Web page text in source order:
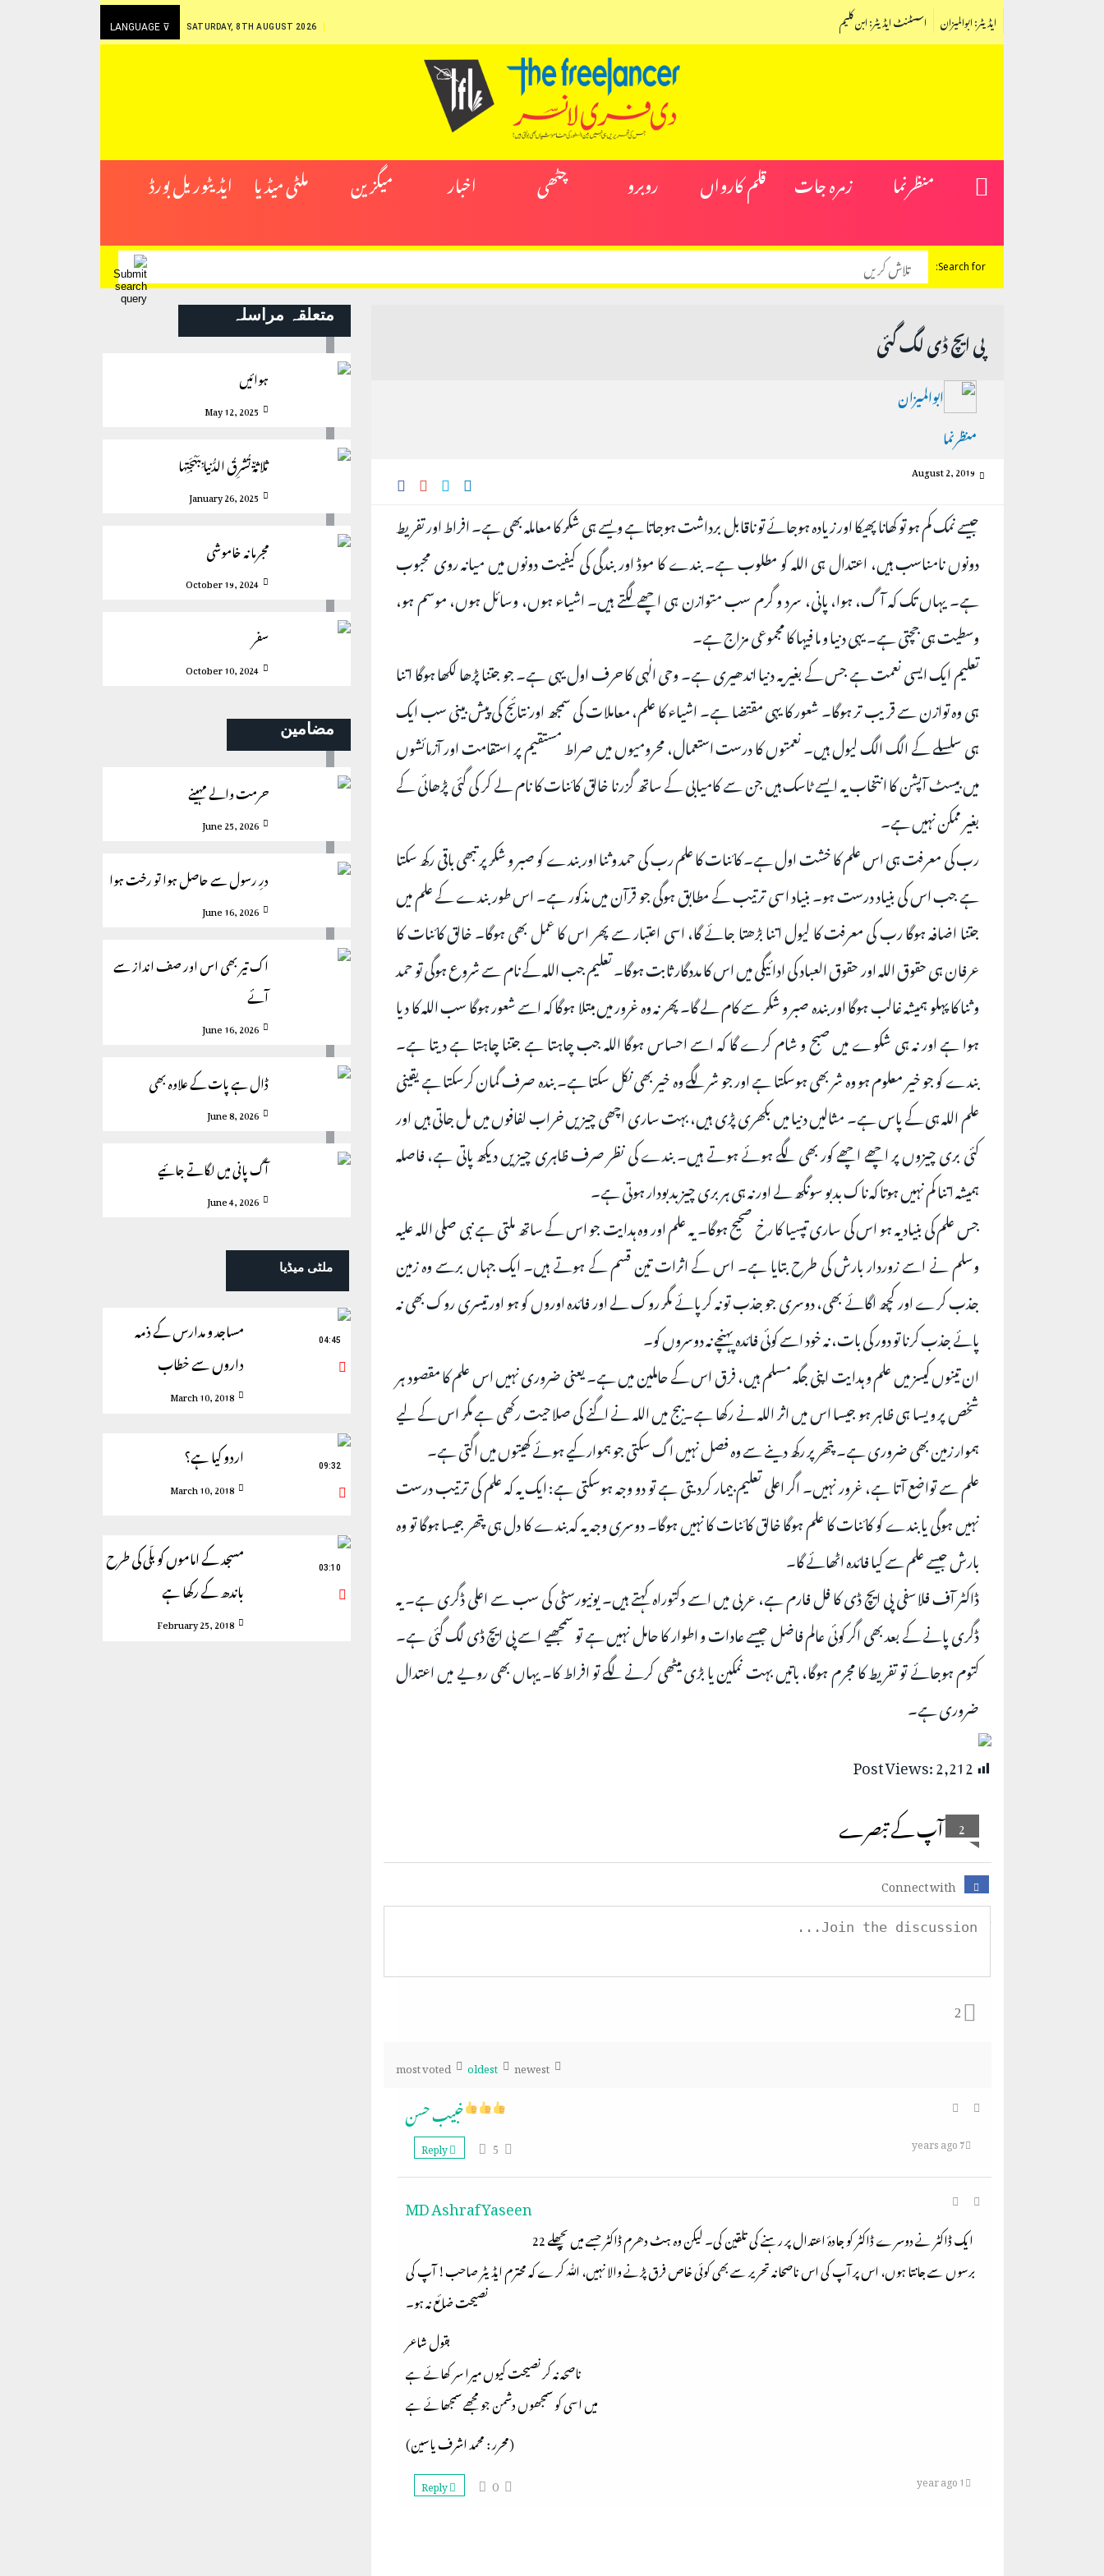
LANGUAGE ⊽ SATURDAY, 8TH AUGUST 2026 اسسٹنٹ ایڈیٹر: ابن کلیم ایڈیٹر: ابوالمیزان
منظرنما زمرہ جات قلم کارواں روبرو چٹھی اخبار میگزین ملٹی میڈیا ایڈیٹوریل بورڈ
Search for:
پی ایچ ڈی لگ گئی
ابوالمیزان
منظرنما
August 2, 2019
جیسے نمک کم ہو تو کھانا پھیکا اور زیادہ ہوجائے تو ناقابل برداشت ہوجاتا ہے ویسے ہی شکر کا معاملہ بھی ہے۔ افراط اور تفریط
دونوں نامناسب ہیں، اعتدال ہی اللہ کو مطلوب ہے۔ بندے کا‌ موڈ اور بندگی کی کیفیت دونوں میں میانہ روی محبوب
ہے۔ یہاں تک کہ آگ، ہوا، پانی، سرد و گرم سب متوازن ہی اچھے لگتے ہیں۔ اشیاء ہوں، وسائل ہوں، موسم ہو،
وسطیت ہی جچتی ہے۔ یہی دنیا و ما فیہا کا مجموعی مزاج ہے۔
تعلیم ایک ایسی نعمت ہے جس کے بغیر یہ دنیا اندھیری ہے۔ وحی الٰہی کا حرف اول یہی ہے۔ جو جتنا پڑھا لکھا ہوگا اتنا
ہی وہ توازن سے قریب تر ہوگا۔ شعور کا یہی مقتضا ہے۔ اشیاء کا علم، معاملات کی سمجھ اور نتائج کی پیش بینی سب ایک
ہی سلسلے کے الگ الگ لیول ہیں۔ نعمتوں کا درست استعمال، محرومیوں میں صراط مستقیم پر استقامت اور آزمائشوں
میں بیسٹ آپشن کا انتخاب یہ ایسے ٹاسک ہیں جن سے کامیابی کے ساتھ گزرنا خالق کائنات کا نام لے کر کی گئی پڑھائی کے
بغیر ممکن نہیں ہے۔
رب کی معرفت ہی اس علم کا خشت اول ہے۔ کائنات کا علم رب کی حمد و ثنا اور بندے کو صبر و شکر پر تبھی باقی رکھ سکتا
ہے جب اس کی بنیاد درست ہو۔ بنیاد اسی ترتیب کے مطابق ہوگی جو قرآن میں مذکور ہے۔ اس طور بندے کے علم میں
جتنا اضافہ ہوگا رب کی معرفت کا لیول اتنا بڑھتا جائے گا، اسی اعتبار سے پھر اس کا عمل بھی ہوگا۔ خالق کائنات کا
عرفان ہی حقوق اللہ اور حقوق العباد کی ادائیگی میں اس کا مددگار ثابت ہوگا۔ تعلیم جب اللہ کے نام سے شروع ہوگی تو حمد
و ثنا کا پہلو ہمیشہ غالب ہوگا اور بندہ صبر و شکر سے کام لے گا۔ پھر نہ وہ غرور میں مبتلا ہوگا کہ اسے شعور ہوگا سب اللہ کا دیا
ہوا ہے اور نہ ہی شکوے میں صبح و شام کرے گا کہ اسے احساس ہوگا اللہ جب چاہتا ہے جتنا چاہتا ہے دیتا ہے۔
بندے کو جو خیر معلوم ہو وہ شر بھی ہوسکتا ہے اور جو شر لگے وہ خیر بھی نکل سکتا ہے۔ بندہ صرف گمان کرسکتا ہے یقینی
علم اللہ ہی کے پاس ہے۔ مثالیں دنیا میں بکھری پڑی ہیں، بہت ساری اچھی چیزیں خراب لفافوں میں مل جاتی ہیں اور
کئی بری چیزوں پر اچھے اچھے کور بھی لگے ہوئے ہوتے ہیں۔ بندے کی نظر صرف ظاہری چیزیں دیکھ پاتی ہے، فاصلہ
ہمیشہ اتنا کم نہیں ہوتا کہ ناک بدبو سونگھ لے اور نہ ہی ہر بری چیز بدبودار ہوتی ہے۔
جس علم کی بنیاد یہ ہو اس‌ کی ساری تپسیا کا رخ صحیح ہوگا۔ یہ علم اور وہ ہدایت جو اس کے ساتھ ملتی ہے نبی صلی اللہ علیہ
وسلم نے اسے زوردار بارش کی طرح بتایا ہے۔ اس کے اثرات تین قسم کے ہوتے ہیں۔ ایک جہاں برسے وہ زمین
جذب کرے اور کچھ اگائے بھی، دوسری جو جذب تو نہ کرپائے مگر روک لے اور فائدہ اوروں کو ہو اور تیسری روک بھی نہ
پائے جذب کرنا تو دور کی بات، نہ خود اسے کوئی فائدہ پہنچے نہ دوسروں کو۔
ان تینوں کیسز میں علم و ہدایت اپنی جگہ مسلم ہیں، فرق اس کے حاملین‌ میں ہے۔ یعنی ضروری نہیں اس علم کا مقصود ہر
شخص پر ویسا ہی ظاہر ہو جیسا اس میں اثر اللہ نے رکھا ہے۔ بیج میں اللہ نے اگنے کی صلاحیت رکھی ہے مگر اس کے لیے
ہموار زمین بھی ضروری ہے۔ پتھر پر رکھ دینے سے وہ فصل نہیں اگ سکتی جو ہموار کیے ہوئے کھیتوں میں اگتی ہے۔
علم سے تواضع آتا ہے، غرور نہیں۔ اگر اعلی تعلیم بیمار کردیتی ہے تو دو وجہ ہوسکتی ہے: ایک یہ کہ علم کی ترتیب درست
نہیں ہوگی یا بندے کو کائنات کا علم ہوگا خالق کائنات کا نہیں ہوگا۔ دوسری وجہ یہ کہ بندے کا دل ہی پتھر جیسا ہوگا تو وہ
بارش جیسے علم سے کیا فائدہ اٹھائے گا۔
ڈاکٹر آف فلاسفی پی ایچ ڈی کا فل فارم ہے، عربی‌ میں اسے دکتوراہ کہتے ہیں۔ یونیورسٹی کی سب سے اعلی ڈگری ہے۔ یہ
ڈگری پانے کے بعد بھی اگر کوئی عالم فاضل جیسے عادات و اطوار کا حامل نہیں ہے تو سمجھیے اسے پی ایچ ڈی لگ گئی ہے۔
کتوم ہوجائے تو تفریط کا مجرم ہوگا، باتیں بہت نمکین یا بڑی میٹھی کرنے لگے تو افراط کا۔ یہاں بھی رویے میں اعتدال
ضروری ہے۔
Post Views:2,212
2 آپ کے تبصرے
Connect with
2
newest
oldest
most voted
خبیب حسن
5 7 years ago
MD Ashraf Yaseen
ایک ڈاکٹر نے دوسرے ڈاکٹر کو جادۂ اعتدال پر رہنے کی تلقین کی۔ لیکن وہ ہٹ دھرم ڈاکٹر جسے میں پچھلے 22
برسوں سے جانتا ہوں، اس پر آپ کی اس ناصحانہ تحریر سے بھی کوئی خاص فرق پڑنے والا نہیں، اللّٰہ کرے کہ محترم ایڈیٹر صاحب! آپ کی
نصیحت ضائع نہ ہو۔
بقول شاعر
ناصحہ نہ کر نصیحت کیوں میرا سر کھائے ہے
میں اسی کو سمجھوں دشمن جو مجھے سمجھائے ہے
(محرر : محمد اشرف یاسین)
0
1 year ago
متعلقہ مراسلہ
ہوائیں
May 12, 2025
ثلاثةٌ تُشرِقُ الدُّنيا بِبَهْجَتِها
January 26, 2025
مجرمانہ خاموشی
October 19, 2024
سفر
October 10, 2024
مضامین
حرمت والے مہینے
June 25, 2026
درِ رسول سے حاصل ہوا تو رخت ہوا
June 16, 2026
اک تیر بھی اس اور صف انداز سے
آئے
June 16, 2026
ڈال ہے پات کے علاوہ بھی
June 8, 2026
آگ پانی میں لگاتے جائیے
June 4, 2026
ملٹی میڈیا
مساجد و مدارس کے ذمہ
داروں سے خطاب
March 10, 2018
04:45
اردو کیا ہے؟
March 10, 2018
09:32
مسجد کے اماموں کو بلّی کی طرح
باندھ کے رکھا ہے
February 25, 2018
03:10